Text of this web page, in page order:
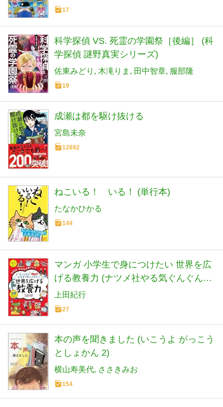
17
科学探偵 VS. 死霊の学園祭［後編］ (科
学探偵 謎野真実シリーズ)
佐東みどり 木滝りま 田中智章 服部隆
19
成瀬は都を駆け抜ける
宮島未奈
12692
ねこいる！ いる！ (単行本)
たなかひかる
144
マンガ 小学生で身につけたい 世界を広
げる教養力 (ナツメ社やる気ぐんぐんシ
リーズ)
上田紀行
27
本の声を聞きました (いこうよ がっこう
としょかん 2)
横山寿美代 ささきみお
154